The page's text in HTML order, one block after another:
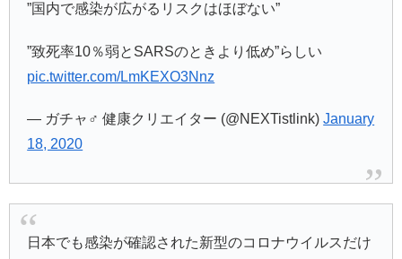
”国内で感染が広がるリスクはほぼない”
”致死率10％弱とSARSのときより低め”らしい
pic.twitter.com/LmKEXO3Nnz
— ガチャ♂ 健康クリエイター (@NEXTistlink)January
18, 2020
日本でも感染が確認された新型のコロナウイルスだけ